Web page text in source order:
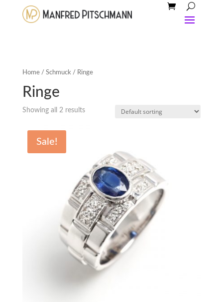
Home/ Schmuck/ Ringe
Ringe
Showing all 2 results
Sale!